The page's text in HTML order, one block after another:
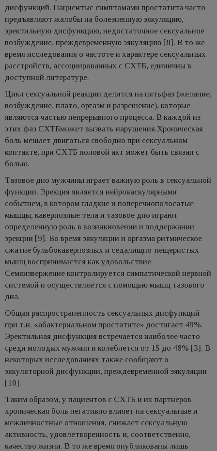
дисфункций. Пациентыс симптомами простатита часто
предъявляют жалобы на болезненную эякуляцию,
эректильную дисфункцию, недостаточное сексуальное
возбуждение, преждевременную эякуляцию [8]. В то же
время исследования о частоте и характере сексуальных
расстройств, ассоциированных с СХТБ, единичны в
доступной литературе.
Цикл сексуальной реакции делится на пятьфаз (желание,
возбуждение, плато, оргазм и разрешение), которые
являются частью непрерывного процесса. В каждой из
этих фаз СХТБможет вызвать нарушения.Хроническая
боль мешает двигаться свободно при сексуальном
контакте, при СХТБ половой акт может быть связан с
болью.
Тазовое дно мужчины играет важную роль в сексуальной
функции. Эрекция является нейроваскулярными
событием, в котором гладкие и поперечнополосатые
мышцы, кавернозные тела и тазовое дно играют
определенную роль в возникновении и поддержании
эрекции [9]. Во время эякуляции и оргазма ритмическое
сжатие бульбокавернозных и седалищно-пещеристых
мышц воспринимается как удовольствие.
Семяизвержение контролируется симпатической нервной
системой и осуществляется с помощью мышц тазового
дна.
Общая распространенность сексуальных дисфункций
при т.н. «абактериальном простатите» достигает 49%.
Эректильная дисфункция встречается наиболее часто
среди молодых мужчин и колеблется от 15 до 48% [3]. В
некоторых исследованиях также сообщают о
эякуляторной дисфункции, преждевременной эякуляции
[10].
Таким образом, у пациентов с СХТБ и их партнеров
хроническая боль негативно влияет на сексуальные и
межличностные отношения, снижает сексуальную
активность, удовлетворенность и, соответственно,
качество жизни. В то же время опубликованы лишь